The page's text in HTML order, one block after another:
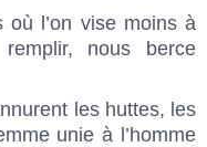
où l’on vise moins à
nous berce
les huttes, les
unie à l’homme